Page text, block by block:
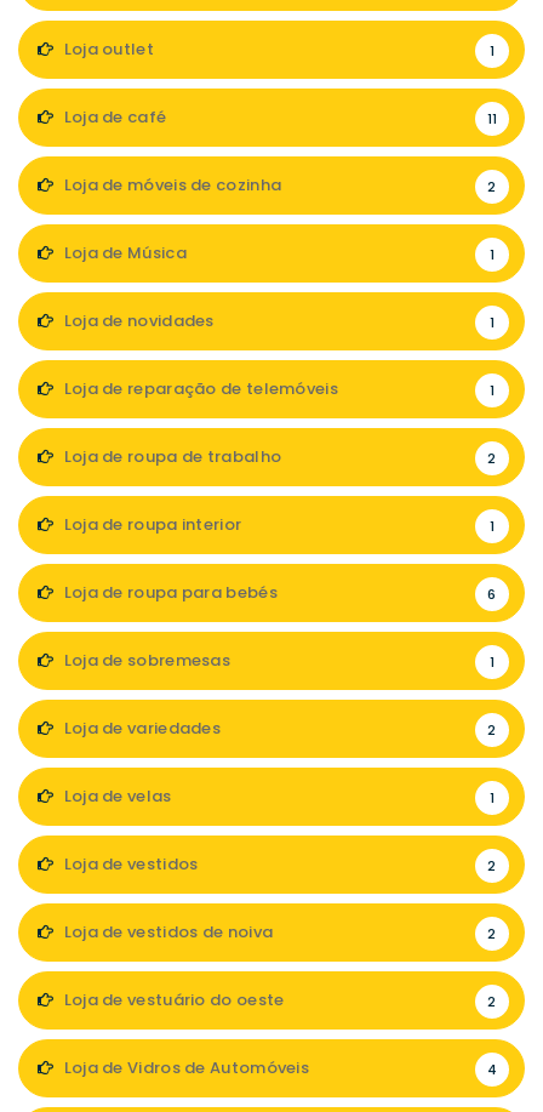
Loja outlet 1
Loja de café 11
Loja de móveis de cozinha 2
Loja de Música 1
Loja de novidades 1
Loja de reparação de telemóveis 1
Loja de roupa de trabalho 2
Loja de roupa interior 1
Loja de roupa para bebés 6
Loja de sobremesas 1
Loja de variedades 2
Loja de velas 1
Loja de vestidos 2
Loja de vestidos de noiva 2
Loja de vestuário do oeste 2
Loja de Vidros de Automóveis 4